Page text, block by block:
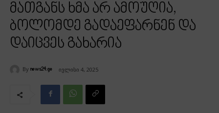
მათგანს ხმა არ ამოუღია,
ბოლომდე გადაეფარნენ და
დაიცვეს გახარია
By news24.ge ივლისი 4, 2025